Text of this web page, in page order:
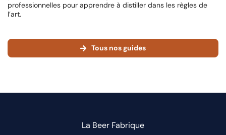
professionnelles pour apprendre à distiller dans les règles de
l’art.
Tous nos guides
La Beer Fabrique